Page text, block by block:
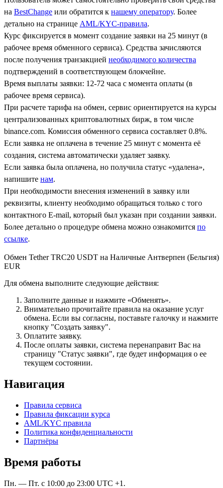
на BestChange или обратится к нашему оператору. Более
детально на странице AML/KYC-правила.
Курс фиксируется в момент создание заявки на 25 минут (в
рабочее время обменного сервиса). Средства зачисляются
после получения транзакцией необходимого количества
подтверждений в соответствующем блокчейне.
Время выплаты заявки: 12-72 часа с момента оплаты (в
рабочее время сервиса).
При расчете тарифа на обмен, сервис ориентируется на курсы
централизованных криптовалютных бирж, в том числе
binance.com. Комиссия обменного сервиса составляет 0.8%.
Если заявка не оплачена в течение 25 минут с момента её
создания, система автоматически удаляет заявку.
Если заявка была оплачена, но получила статус «удалена»,
напишите нам.
При необходимости внесения изменений в заявку или
реквизиты, клиенту необходимо обращаться только с того
контактного Е-mail, который был указан при создании заявки.
Более детально о процедуре обмена можно ознакомится по
ссылке.
Обмен Tether TRC20 USDT на Наличные Антверпен (Бельгия)
EUR
Для обмена выполните следующие действия:
Заполните данные и нажмите «Обменять».
Внимательно прочитайте правила на оказание услуг
обмена. Если вы согласны, поставьте галочку и нажмите
кнопку "Создать заявку".
Оплатите заявку.
После оплаты заявки, система перенаправит Вас на
страницу "Статус заявки", где будет информация о ее
текущем состоянии.
Навигация
Правила сервиса
Правила фиксации курса
AML/KYC правила
Политика конфиденциальности
Партнёры
Время работы
Пн. — Пт. с 10:00 до 23:00 UTC +1.